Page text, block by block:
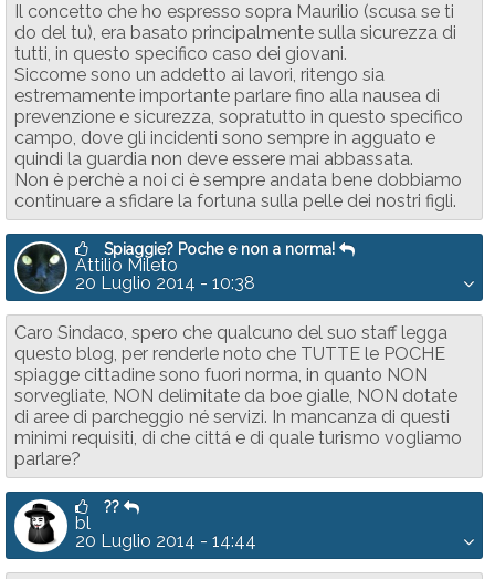
Il concetto che ho espresso sopra Maurilio (scusa se ti
do del tu), era basato principalmente sulla sicurezza di
tutti, in questo specifico caso dei giovani.
Siccome sono un addetto ai lavori, ritengo sia
estremamente importante parlare fino alla nausea di
prevenzione e sicurezza, sopratutto in questo specifico
campo, dove gli incidenti sono sempre in agguato e
quindi la guardia non deve essere mai abbassata.
Non è perchè a noi ci è sempre andata bene dobbiamo
continuare a sfidare la fortuna sulla pelle dei nostri figli.
Spiaggie? Poche e non a norma!
Attilio Mileto
20 Luglio 2014 - 10:38
Caro Sindaco, spero che qualcuno del suo staff legga
questo blog, per renderle noto che TUTTE le POCHE
spiagge cittadine sono fuori norma, in quanto NON
sorvegliate, NON delimitate da boe gialle, NON dotate
di aree di parcheggio né servizi. In mancanza di questi
minimi requisiti, di che cittá e di quale turismo vogliamo
parlare?
??
bl
20 Luglio 2014 - 14:44